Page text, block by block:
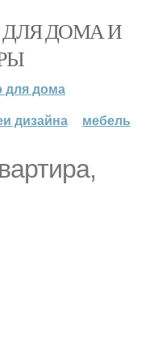
ДЛЯ ДОМА И
для дома
дизайна мебель